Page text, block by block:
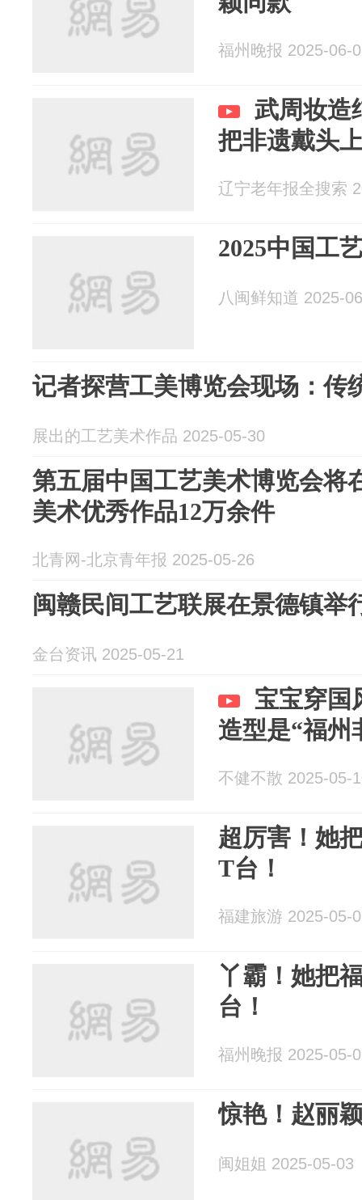
福州晚报 2025-06-
武周妆造
把非遗戴头
辽宁老年报全搜索
2025中国工
八闽鲜知道 2025-
记者探营工美博览会现场：传
展出的工艺美术作品 2025-05-30
第五届中国工艺美术博览会将
美术优秀作品12万余件
北青网-北京青年报 2025-05-26
闽赣民间工艺联展在景德镇举
金台资讯 2025-05-21
宝宝穿国
造型是“福州
不健不散 2025-05-
超厉害！她
T台！
福建旅游 2025-05-
丫霸！她把
台！
福州晚报 2025-05-
惊艳！赵丽
闽姐姐 2025-05-03